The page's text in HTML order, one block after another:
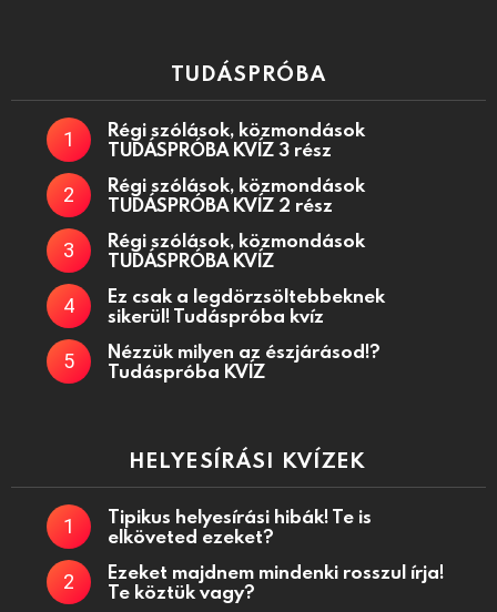
TUDÁSPRÓBA
Régi szólások, közmondások
TUDÁSPRÓBA KVÍZ 3 rész
Régi szólások, közmondások
TUDÁSPRÓBA KVÍZ 2 rész
Régi szólások, közmondások
TUDÁSPRÓBA KVÍZ
Ez csak a legdörzsöltebbeknek
sikerül! Tudáspróba kvíz
Nézzük milyen az észjárásod!?
Tudáspróba KVÍZ
HELYESÍRÁSI KVÍZEK
Tipikus helyesírási hibák! Te is
elköveted ezeket?
Ezeket majdnem mindenki rosszul írja!
Te köztük vagy?